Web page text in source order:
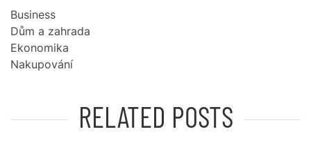
Business
Dům a zahrada
Ekonomika
Nakupování
RELATED POSTS